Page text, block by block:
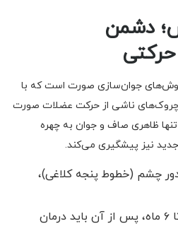
دشمن
جوان‌سازی صورت است که با
ناشی از حرکت عضلات صورت
ظاهری صاف و جوان به چهره
نیز پیشگیری می‌کند.
چشم (خطوط پنجه کلاغی)،
حدود ۳ تا ۶ ماه، پس از آن باید درمان